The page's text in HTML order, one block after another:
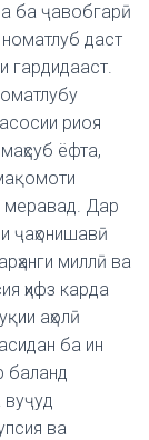
ба ҷавобгарӣ
даст
гардидааст.
риоя
ёфта,
меравад. Дар
ҷаҳонишавӣ
миллӣ ва
ҳифз карда
аҳолӣ
ба ин
баланд
вуҷуд
ва